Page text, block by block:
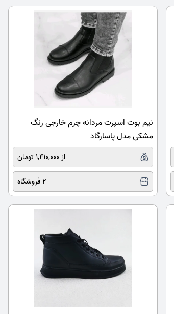
نیم بوت اسپرت مردانه چرم خارجی رنگ
مشکی مدل پاسارگاد
از 1,410,000 تومان
2 فروشگاه